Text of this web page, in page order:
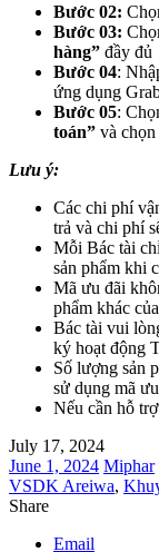
Bước 02:
Bước 03:
hàng” đầy đủ
Bước 04:
ứng dụng
Bước 05:
toán” và chọn
Lưu ý:
Các chi phí
trả và chi phí
Mỗi Bác tài
sản phẩm khi
Mã ưu đãi
phẩm khác
Bác tài vui
ký hoạt động
Số lượng sản
sử dụng mã
Nếu cần hỗ
July 17, 2024
June 1, 2024 Miphar
VSDK Areiwa,
Share
Email